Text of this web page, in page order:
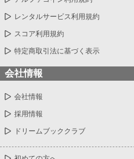
っていないのか？」 彼は私が何を言っているのか理解出来ていな
い様子だった。まぁ、そ
レンタルサービス利用規約
スコア利用規約
特定商取引法に基づく表示
会社情報
会社情報
採用情報
ドリームブッククラブ